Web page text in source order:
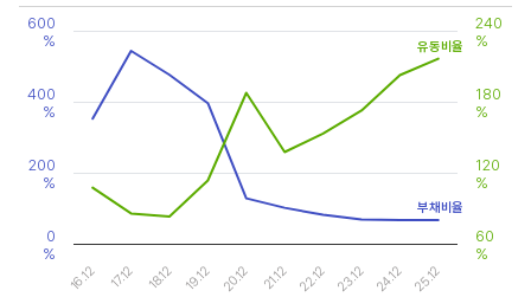
Chart
Line chart with 2 lines.
View as data table, Chart
The chart has 1 X axis displaying categories.
The chart has 2 Y axes displaying values, and values.
16.12 17.12 18.12 19.12 20.12 21.12 22.12 23.12 24.12 25.12
0
%
200
%
400
%
600
%
60
%
120
%
180
%
240
%
부채비율
유동비율